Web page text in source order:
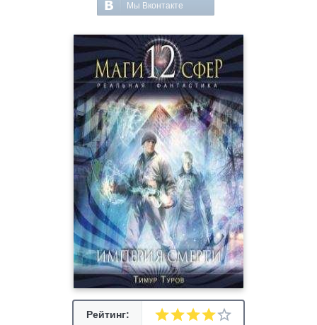
Мы Вконтакте
Рейтинг: